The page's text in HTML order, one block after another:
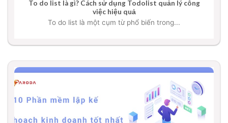
To do list là gì? Cách sử dụng Todolist quản lý công
việc hiệu quả
To do list là một cụm từ phổ biến trong...